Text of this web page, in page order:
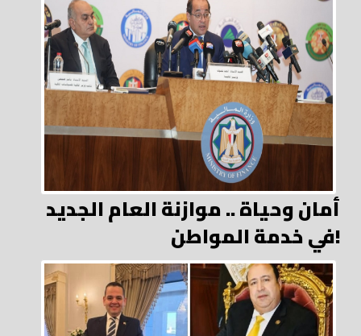
أمان وحياة .. موازنة العام الجديد
في خدمة المواطن!